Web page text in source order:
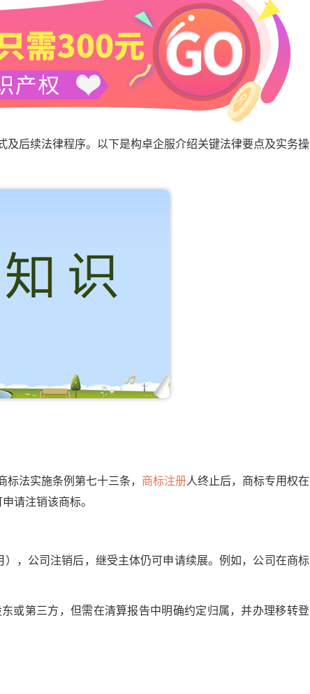
后续法律程序。以下是构卓企服介绍关键法律要点及实务操
法实施条例第七十三条， 商标注册人终止后，商标专用权在
请注销该商标。
公司注销后，继受主体仍可申请续展。例如，公司在商标
第三方，但需在清算报告中明确约定归属，并办理移转登